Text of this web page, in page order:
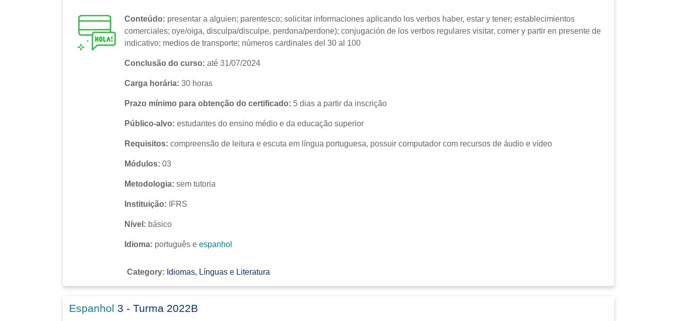
Conteúdo: presentar a alguien; parentesco; solicitar informaciones aplicando los verbos haber, estar y tener; establecimientos
comerciales; oye/oiga, disculpa/disculpe, perdona/perdone); conjugación de los verbos regulares visitar, comer y partir en presente de
indicativo; medios de transporte; números cardinales del 30 al 100
Conclusão do curso: até 31/07/2024
Carga horária: 30 horas
Prazo mínimo para obtenção do certificado: 5 dias a partir da inscrição
Público-alvo: estudantes do ensino médio e da educação superior
Requisitos: compreensão de leitura e escuta em língua portuguesa, possuir computador com recursos de áudio e vídeo
Módulos: 03
Metodologia: sem tutoria
Instituição: IFRS
Nível: básico
Idioma: português e espanhol
Category: Idiomas, Línguas e Literatura
Espanhol 3 - Turma 2022B